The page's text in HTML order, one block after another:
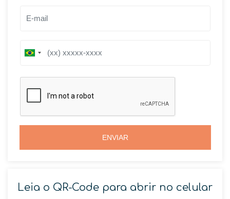
B
i
5
5
ENVIAR
Leia o QR-Code para abrir no celular